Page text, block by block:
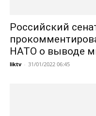
Российский
НАТО о выводе
liktv - 31/01/2022 06:45